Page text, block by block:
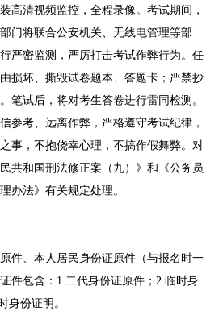
高清视频监控，全程录像。考试期间，
门将联合公安机关、无线电管理等部
严密监测，严厉打击考试作弊行为。任
损坏、撕毁试卷题本、答题卡；严禁抄
笔试后，将对考生答卷进行雷同检测。
参考、远离作弊，严格遵守考试纪律，
事，不抱侥幸心理，不搞作假舞弊。对
共和国刑法修正案（九）》和《公务员
办法》有关规定处理。
件、本人居民身份证原件（与报名时一
件包含：1.二代身份证原件；2.临时身
身份证明。